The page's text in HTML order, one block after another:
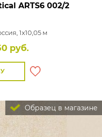
ARTS6 002/2
1x10,05 м
руб.
Образец в магазине